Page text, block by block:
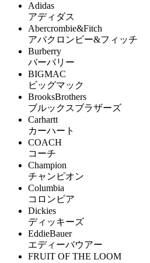
Adidas
アディダス
Abercrombie&Fitch
アバクロンビー&フィッチ
Burberry
バーバリー
BIGMAC
ビッグマック
BrooksBrothers
ブルックスブラザーズ
Carhartt
カーハート
COACH
コーチ
Champion
チャンピオン
Columbia
コロンビア
Dickies
ディッキーズ
EddieBauer
エディーバウアー
FRUIT OF THE LOOM